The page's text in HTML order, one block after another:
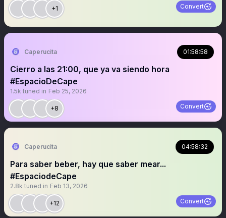
+1 Convert
Caperucita 01:58:58
Cierro a las 21:00, que ya va siendo hora
#EspacioDeCape
1.5k tuned in Feb 25, 2026
+8 Convert
Caperucita 04:58:32
Para saber beber, hay que saber mear...
#EspaciodeCape
2.8k tuned in Feb 13, 2026
+12 Convert